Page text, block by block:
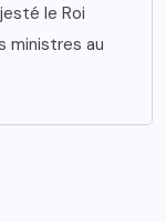
le Roi
ministres au